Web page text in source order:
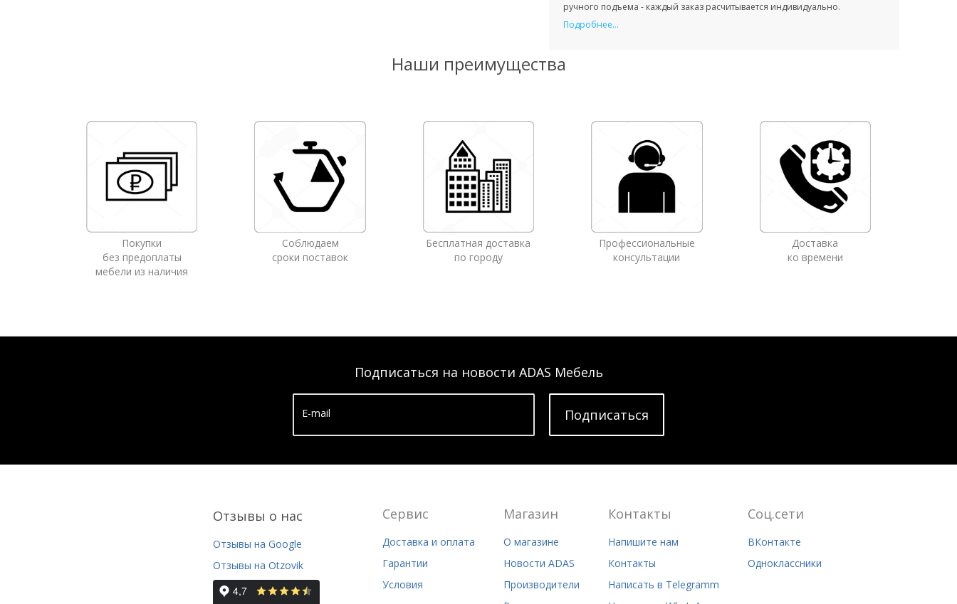
ручного подъема - каждый заказ расчитывается индивидуально.
Подробнее...
Наши преимущества
Покупки
без предоплаты
мебели из наличия
Соблюдаем
сроки поставок
Бесплатная доставка
по городу
Профессиональные
консультации
Доставка
ко времени
Подписаться на новости ADAS Мебель
E-mail Подписатьcя
Отзывы о нас
Отзывы на Google
Отзывы на Otzovik
Сервис
Доставка и оплата
Гарантии
Условия
Магазин
О магазине
Новости ADAS
Производители
Контакты
Напишите нам
Контакты
Написать в Telegramm
Соц.сети
ВКонтакте
Одноклассники